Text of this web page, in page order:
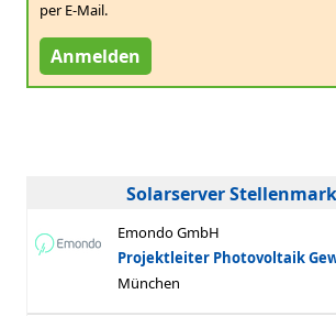
per E-Mail.
Anmelden
Solarserver